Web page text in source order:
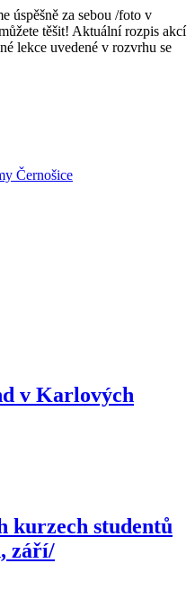
úspěšně za sebou /foto v
těšit! Aktuální rozpis akcí
lekce uvedené v rozvrhu se
Černošice
v Karlových
kurzech studentů
září/